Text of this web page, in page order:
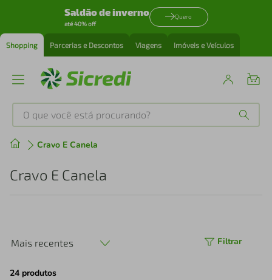
Saldão de inverno
até 40% off
Quero
Shopping Parcerias e Descontos Viagens Imóveis e Veículos
O que você está procurando?
Cravo E Canela
Cravo E Canela
Mais recentes Filtrar
24 produtos
Produtos mais buscados
tenis
perfume
4º air fryer